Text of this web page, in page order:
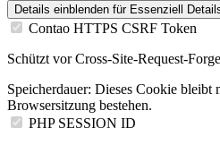
Details einblenden für Essenziell
Contao HTTPS CSRF Token
Schützt vor Cross-Site-Request-
Speicherdauer: Dieses Cookie bleibt
Browsersitzung bestehen.
PHP SESSION ID